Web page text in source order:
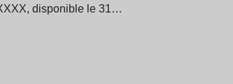
disponible le 31…